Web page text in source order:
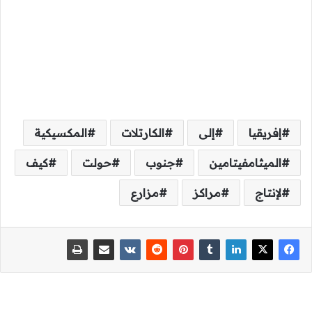
إفريقيا إلى الكارتلات المكسيكية
الميثامفيتامين جنوب حولت كيف
لإنتاج مراكز مزارع